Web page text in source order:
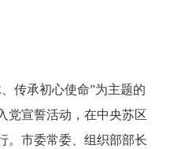
传承初心使命”为主题的
党宣誓活动，在中央苏区
。市委常委、组织部部长